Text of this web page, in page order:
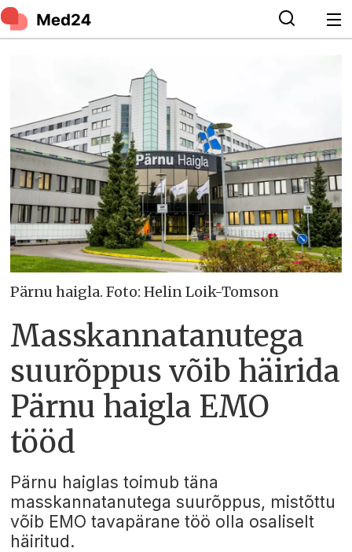
Pärnu haigla. Foto: Helin Loik-Tomson
Masskannatanutega
suurõppus võib häirida
Pärnu haigla EMO
tööd
Pärnu haiglas toimub täna
masskannatanutega suurõppus, mistõttu
võib EMO tavapärane töö olla osaliselt
häiritud.